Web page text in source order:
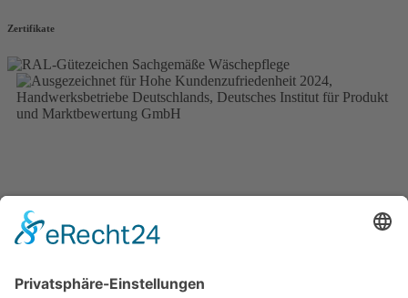
Zertifikate